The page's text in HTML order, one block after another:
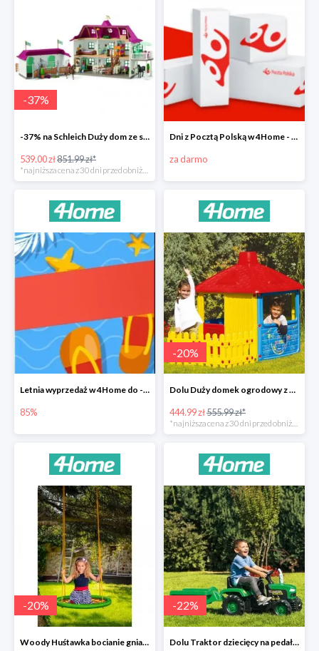
-37%
-37% na Schleich Duży dom ze stajnią i akcesoriami 96 cm
539.00 zł851.99 zł*
*najniższa cena z 30 dni przed obniżką
Dni z Pocztą Polską w 4Home - darmowa dostawa
za darmo
Letnia wyprzedaż w 4Home do -85%
85%
-20%
Dolu Duży domek ogrodowy z płotem -20%
444.99 zł555.99 zł*
-20%
Woody Huśtawka bocianie gniazdo -20%
-22%
Dolu Traktor dziecięcy na pedały z przyczepką -22%